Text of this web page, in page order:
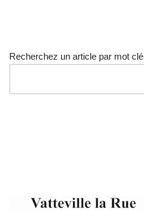
Recherchez un article par mot clé